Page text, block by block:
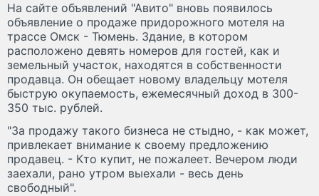
На сайте объявлений "Авито" вновь появилось
объявление о продаже придорожного мотеля на
трассе Омск - Тюмень. Здание, в котором
расположено девять номеров для гостей, как и
земельный участок, находятся в собственности
продавца. Он обещает новому владельцу мотеля
быструю окупаемость, ежемесячный доход в 300-
350 тыс. рублей.
"За продажу такого бизнеса не стыдно, - как может,
привлекает внимание к своему предложению
продавец. - Кто купит, не пожалеет. Вечером люди
заехали, рано утром выехали - весь день
свободный".